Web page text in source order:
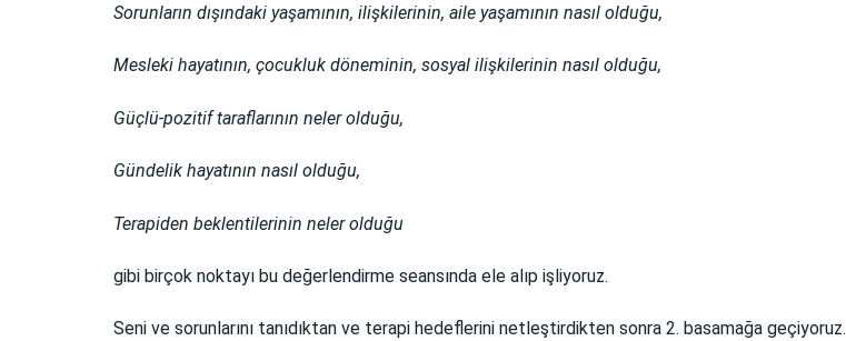
Sorunların dışındaki yaşamının, ilişkilerinin, aile yaşamının nasıl olduğu,
Mesleki hayatının, çocukluk döneminin, sosyal ilişkilerinin nasıl olduğu,
Güçlü-pozitif taraflarının neler olduğu,
Gündelik hayatının nasıl olduğu,
Terapiden beklentilerinin neler olduğu
gibi birçok noktayı bu değerlendirme seansında ele alıp işliyoruz.
Seni ve sorunlarını tanıdıktan ve terapi hedeflerini netleştirdikten sonra 2. basamağa geçiyoruz.